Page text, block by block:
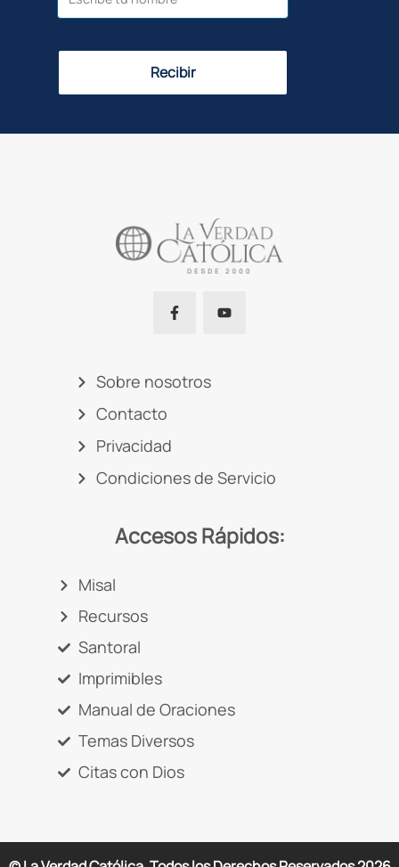
Recibir
Sobre nosotros
Contacto
Privacidad
Condiciones de Servicio
Accesos Rápidos:
Misal
Recursos
Santoral
Imprimibles
Manual de Oraciones
Temas Diversos
Citas con Dios